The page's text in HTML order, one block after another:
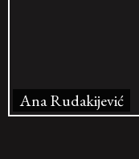
Ana Rudakijević